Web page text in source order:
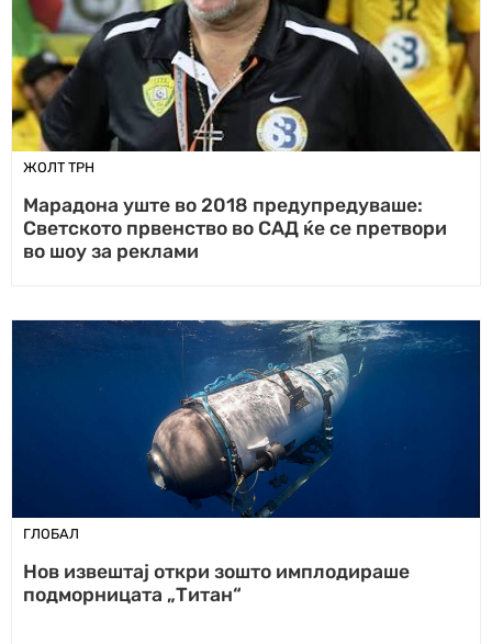
ЖОЛТ ТРН
Марадона уште во 2018 предупредуваше:
Светското првенство во САД ќе се претвори
во шоу за реклами
ГЛОБАЛ
Нов извештај откри зошто имплодираше
подморницата „Титан“